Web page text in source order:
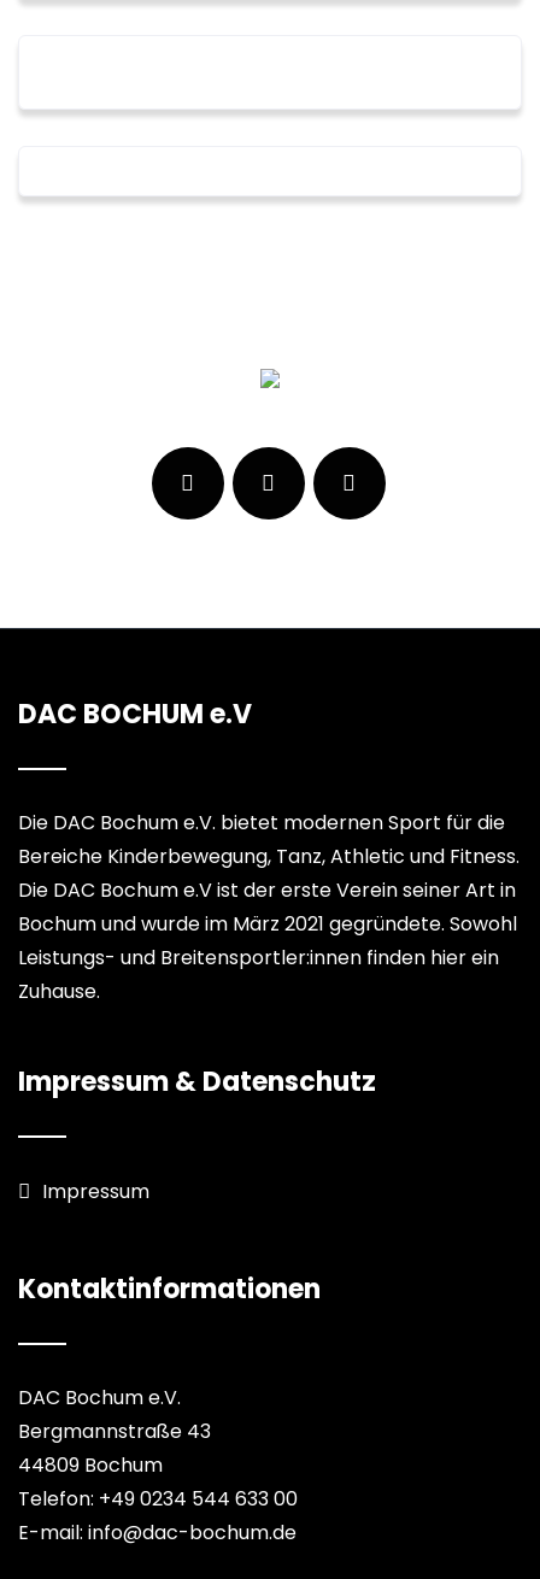
DAC BOCHUM e.V
Die DAC Bochum e.V. bietet modernen Sport für die
Bereiche Kinderbewegung, Tanz, Athletic und Fitness.
Die DAC Bochum e.V ist der erste Verein seiner Art in
Bochum und wurde im März 2021 gegründete. Sowohl
Leistungs- und Breitensportler:innen finden hier ein
Zuhause.
Impressum & Datenschutz
Impressum
Kontaktinformationen
DAC Bochum e.V.
Bergmannstraße 43
44809 Bochum
Telefon: +49 0234 544 633 00
E-mail: info@dac-bochum.de